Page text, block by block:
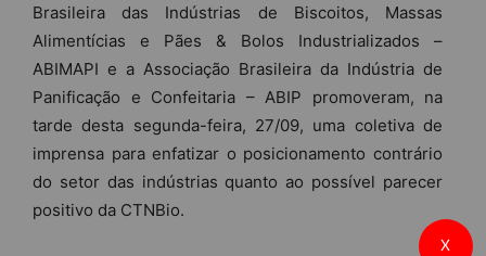
Brasileira das Indústrias de Biscoitos, Massas
Alimentícias e Pães & Bolos Industrializados –
ABIMAPI e a Associação Brasileira da Indústria de
Panificação e Confeitaria – ABIP promoveram, na
tarde desta segunda-feira, 27/09, uma coletiva de
imprensa para enfatizar o posicionamento contrário
do setor das indústrias quanto ao possível parecer
positivo da CTNBio.
X